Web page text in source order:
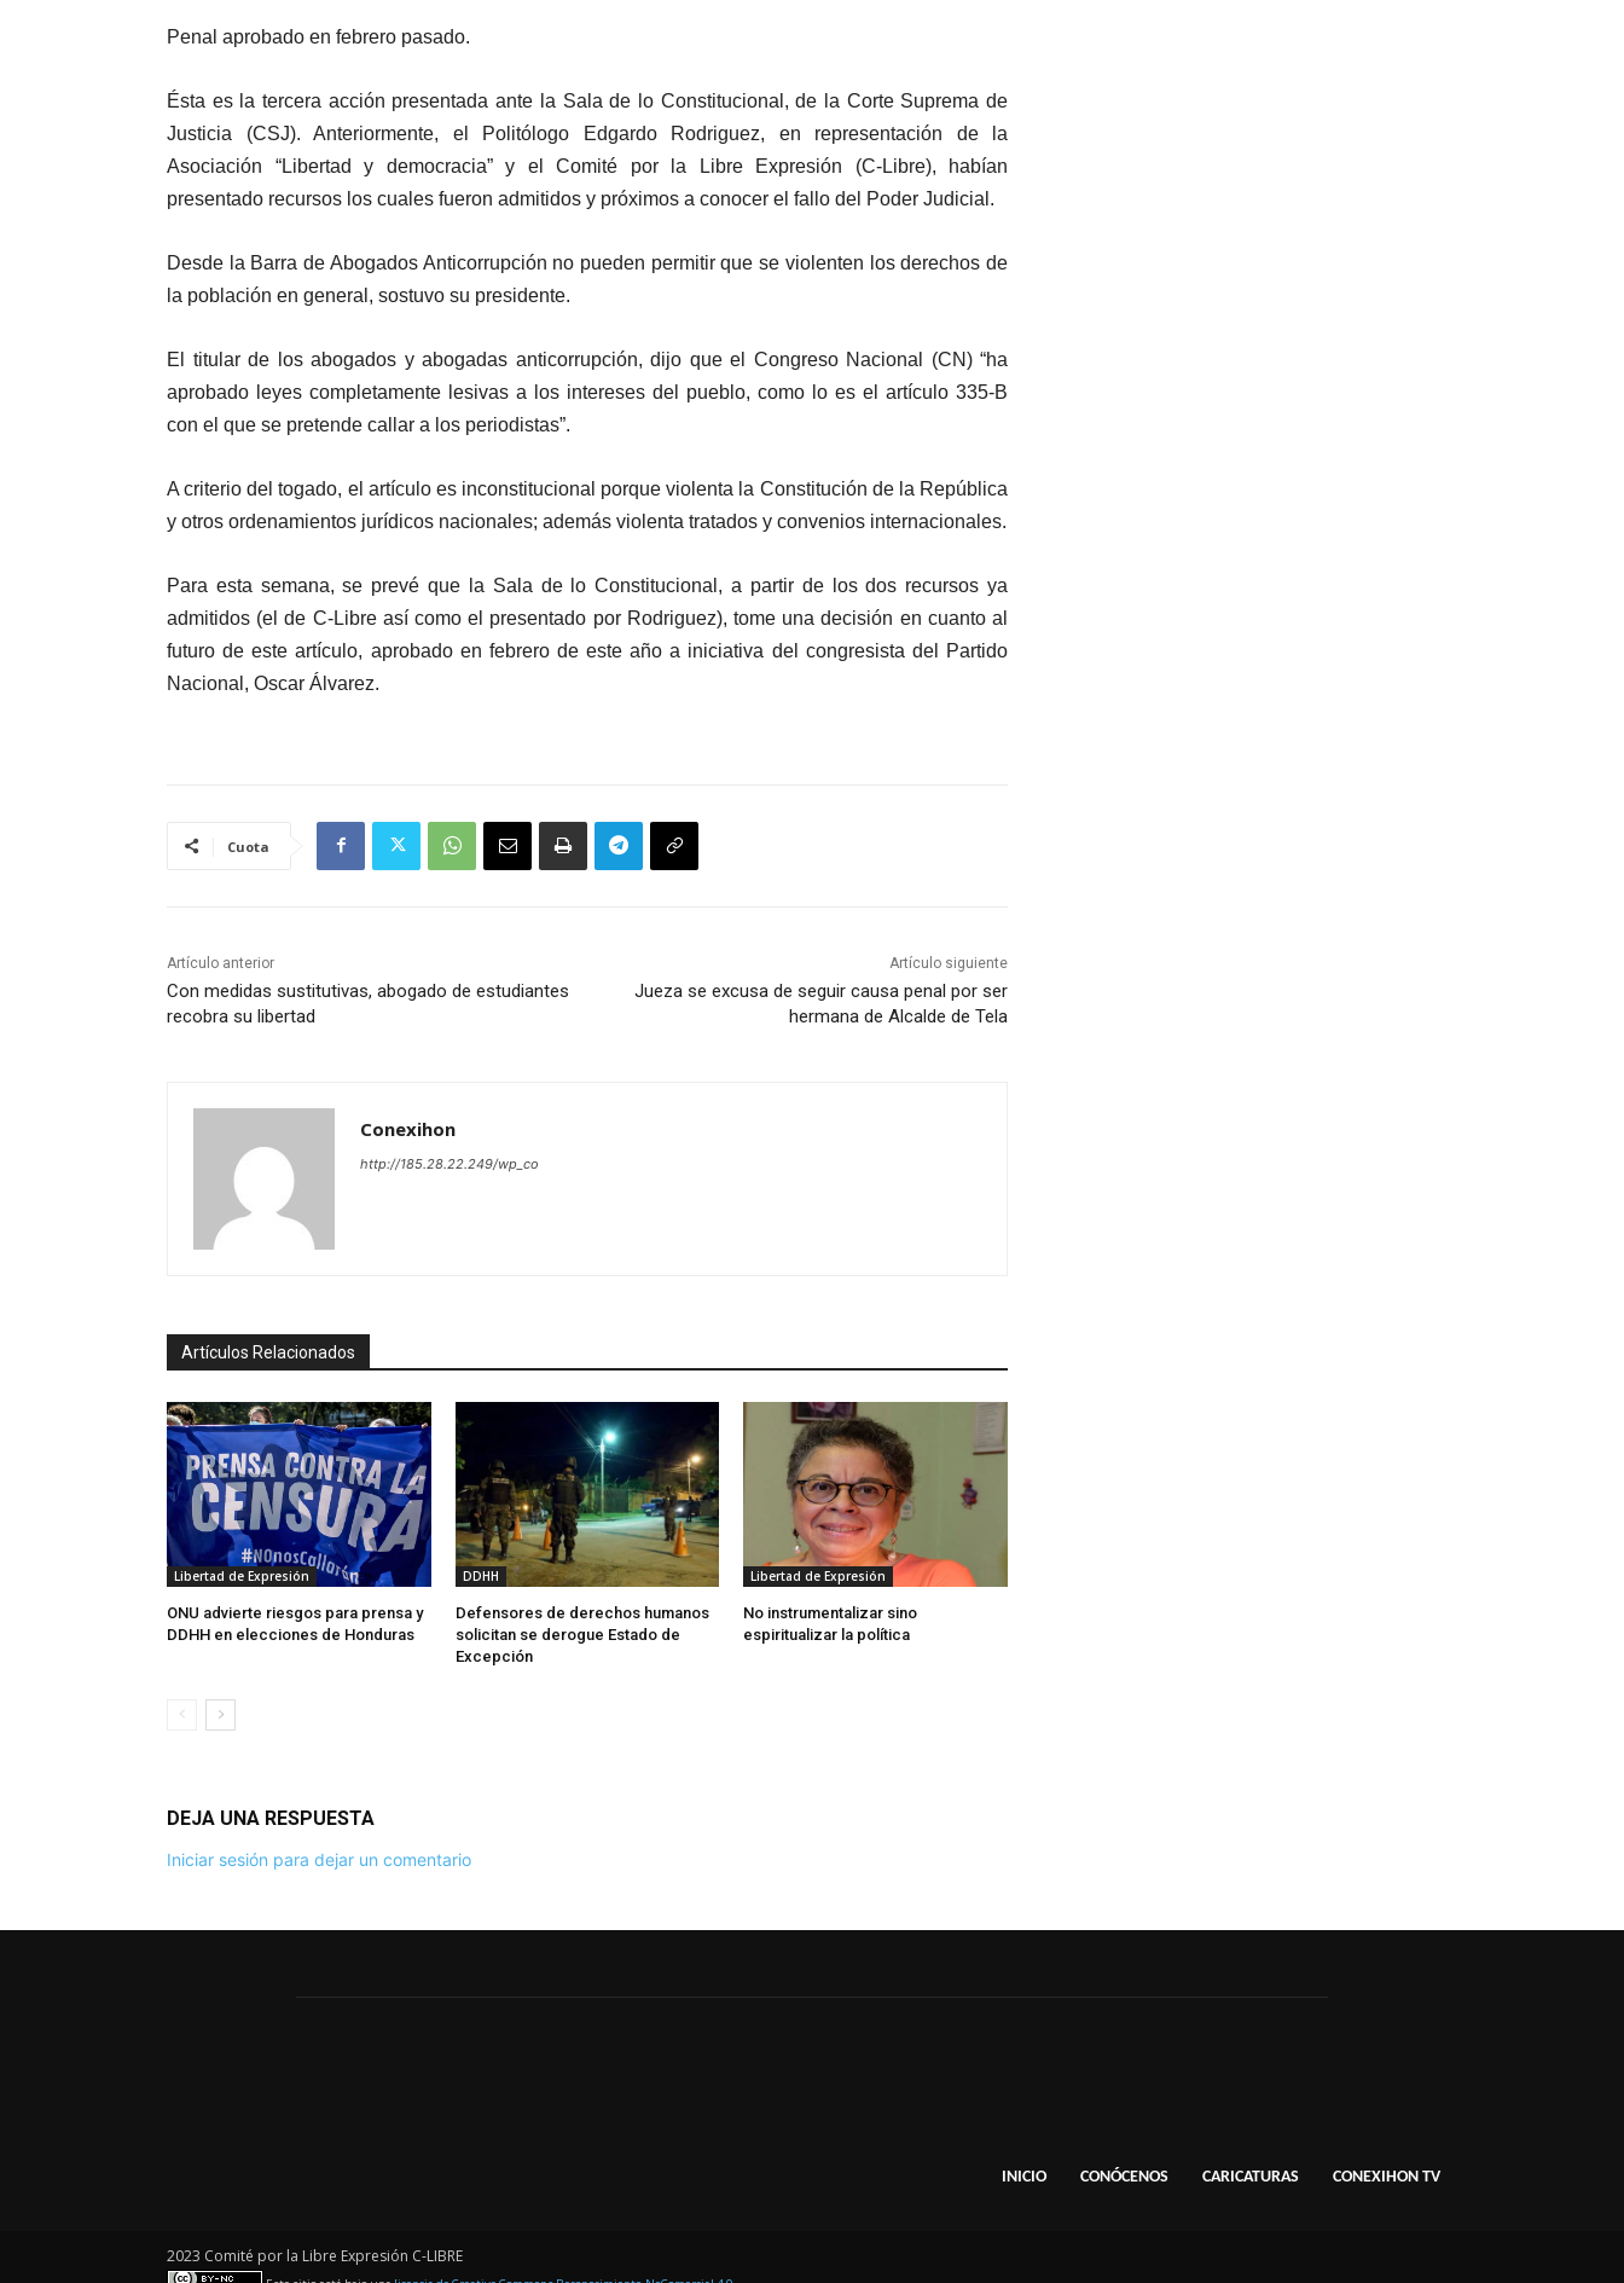
Penal aprobado en febrero pasado.
Ésta es la tercera acción presentada ante la Sala de lo Constitucional, de la Corte Suprema de
Justicia (CSJ). Anteriormente, el Politólogo Edgardo Rodriguez, en representación de la
Asociación “Libertad y democracia” y el Comité por la Libre Expresión (C-Libre), habían
presentado recursos los cuales fueron admitidos y próximos a conocer el fallo del Poder Judicial.
Desde la Barra de Abogados Anticorrupción no pueden permitir que se violenten los derechos de
la población en general, sostuvo su presidente.
El titular de los abogados y abogadas anticorrupción, dijo que el Congreso Nacional (CN) “ha
aprobado leyes completamente lesivas a los intereses del pueblo, como lo es el artículo 335-B
con el que se pretende callar a los periodistas”.
A criterio del togado, el artículo es inconstitucional porque violenta la Constitución de la República
y otros ordenamientos jurídicos nacionales; además violenta tratados y convenios internacionales.
Para esta semana, se prevé que la Sala de lo Constitucional, a partir de los dos recursos ya
admitidos (el de C-Libre así como el presentado por Rodriguez), tome una decisión en cuanto al
futuro de este artículo, aprobado en febrero de este año a iniciativa del congresista del Partido
Nacional, Oscar Álvarez.
Cuota
Artículo anterior
Con medidas sustitutivas, abogado de estudiantes
recobra su libertad
Artículo siguiente
Jueza se excusa de seguir causa penal por ser
hermana de Alcalde de Tela
Conexihon
http://185.28.22.249/wp_co
Artículos Relacionados
Libertad de Expresión
ONU advierte riesgos para prensa y
DDHH en elecciones de Honduras
DDHH
Defensores de derechos humanos
solicitan se derogue Estado de
Excepción
Libertad de Expresión
No instrumentalizar sino
espiritualizar la política
DEJA UNA RESPUESTA
Iniciar sesión para dejar un comentario
INICIO CONÓCENOS CARICATURAS CONEXIHON TV
2023 Comité por la Libre Expresión C-LIBRE